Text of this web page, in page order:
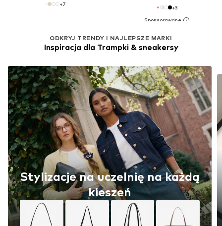
+7
+3
ODKRYJ TRENDY I NAJLEPSZE MARKI
Inspiracja dla Trampki & sneakersy
Stylizacje na uczelnię na każdą
kieszeń